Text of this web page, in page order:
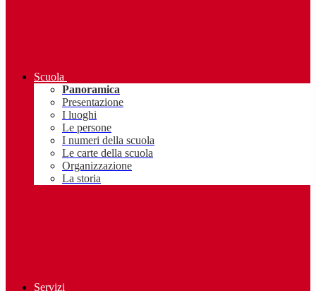
Scuola
Panoramica
Presentazione
I luoghi
Le persone
I numeri della scuola
Le carte della scuola
Organizzazione
La storia
Servizi